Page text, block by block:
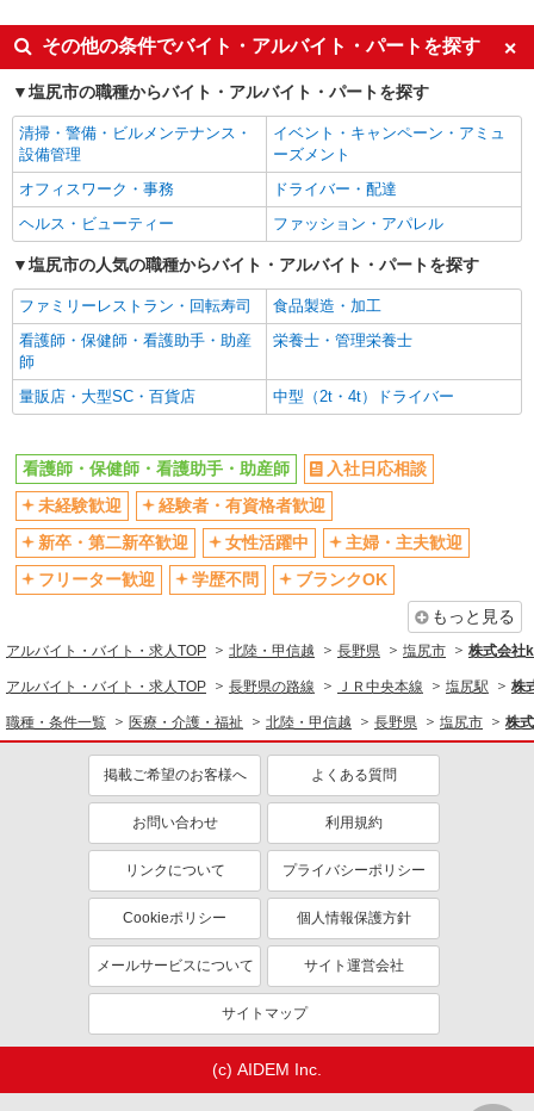
未経験歓迎
ミドル（40代～）活躍中
ボーナス・賞与あり
車通勤OK
交通費支給
社会保険あり
産休・育休取得実績あり
その他の条件でバイト・アルバイト・パートを探す
塩尻市の職種からバイト・アルバイト・パートを探す
清掃・警備・ビルメンテナンス・
設備管理
イベント・キャンペーン・アミュ
ーズメント
オフィスワーク・事務
ドライバー・配達
ヘルス・ビューティー
ファッション・アパレル
塩尻市の人気の職種からバイト・アルバイト・パートを探す
ファミリーレストラン・回転寿司
食品製造・加工
看護師・保健師・看護助手・助産
師
栄養士・管理栄養士
量販店・大型SC・百貨店 中型（2t・4t）ドライバー
看護師・保健師・看護助手・助産師
入社日応相談
未経験歓迎
経験者・有資格者歓迎
新卒・第二新卒歓迎
女性活躍中
主婦・主夫歓迎
フリーター歓迎
学歴不問
ブランクOK
もっと見る
アルバイト・バイト・求人TOP 北陸・甲信越 長野県 塩尻市 株式会社
アルバイト・バイト・求人TOP 長野県の路線 ＪＲ中央本線 塩尻駅 株
職種・条件一覧 医療・介護・福祉 北陸・甲信越 長野県 塩尻市 株
掲載ご希望のお客様へ よくある質問
お問い合わせ 利用規約
リンクについて プライバシーポリシー
Cookieポリシー 個人情報保護方針
メールサービスについて サイト運営会社
サイトマップ
(c) AIDEM Inc.